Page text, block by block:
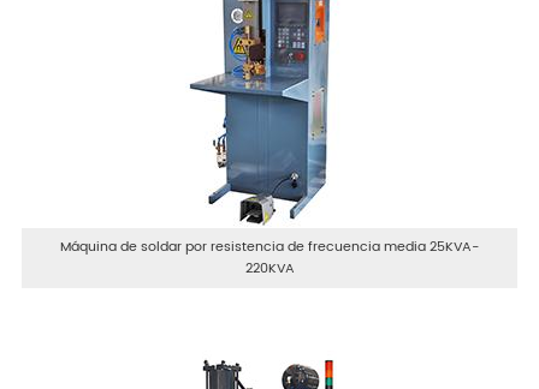
Máquina de soldar por resistencia de frecuencia media 25KVA-
220KVA